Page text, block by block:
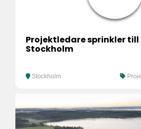
Projektledare sprinkler
Stockholm
Stockholm